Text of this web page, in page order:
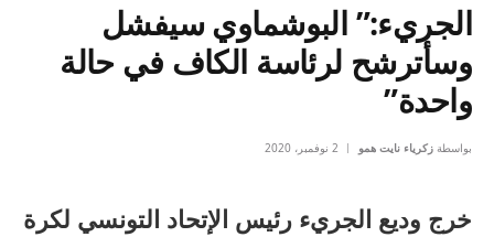
الجريء:” البوشماوي سيفشل
وسأترشح لرئاسة الكاف في حالة
واحدة”
بواسطة زكرياء نايت همو 2 نوفمبر، 2020
خرج وديع الجريء رئيس الإتحاد التونسي لكرة